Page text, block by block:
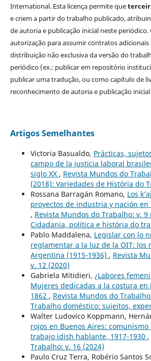
International. Esta licença permite que
e criem a partir do trabalho publicado,
de autoria e publicação inicial neste periódico.
autorização para assumir contratos
distribuição não exclusiva da versão do
periódico (ex.: publicar em repositório
publicar uma tradução, ou como capítulo de
reconhecimento de autoria e publicação
Artigos Semelhantes
Victoria Basualdo, Prácticas,
campo de la justicia laboral
siglo XX , Revista Mundos do
(2018): Variedades de História do
Rossana Barragán Romano, Los
proyectos de industria y nación en
, Revista Mundos do Trabalho: v. 9
Cidadania, política e história do
Pablo Maddalena, Legislar con lo
reglamentar a la luz de la OIT: los
Argentina (1915-1936) , Revista
v. 12 (2020)
Gabriela Mitidieri, ¿Labores
Mujeres dedicadas a la costura en
1862 , Revista Mundos do
Trabalho doméstico: sujeitos,
Walter Ludovico Koppmann,
rojos en Buenos Aires:
trabajo idish hablante, 1917-1930 ,
Trabalho: v. 16 (2024)
Paulo Cruz Terra, Robério Santos